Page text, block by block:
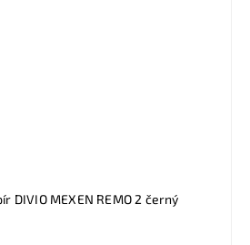
DIVIO MEXEN REMO 2 černý